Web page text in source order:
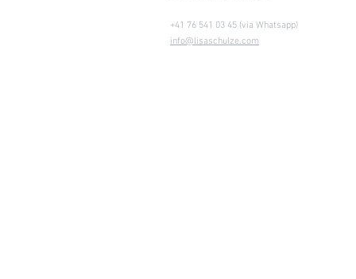
+41 76 541 03 45 (via Whatsapp)
info@lisaschulze.com